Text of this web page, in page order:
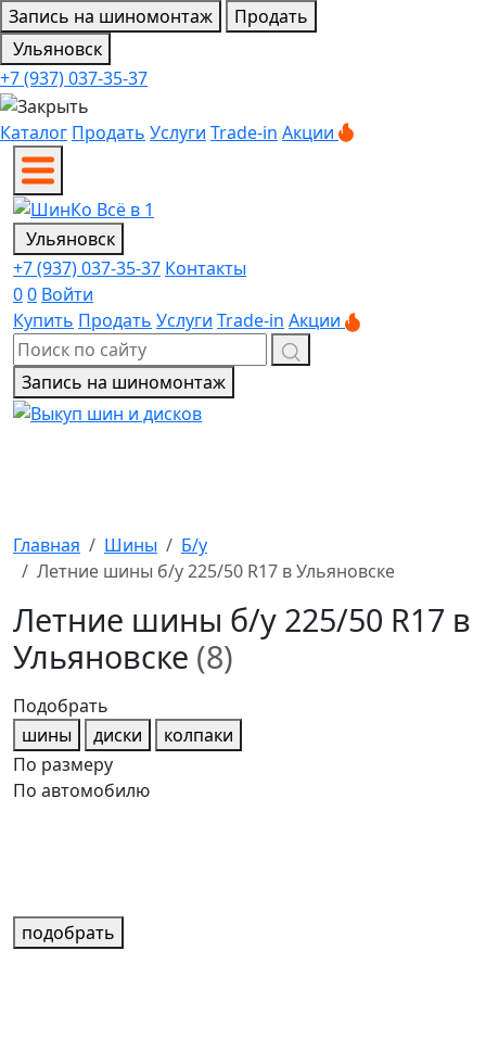
Запись на шиномонтаж
Продать
Ульяновск
+7 (937) 037-35-37
Каталог Продать Услуги Trade-in Акции
Ульяновск
+7 (937) 037-35-37 Контакты
00 Войти
Купить Продать Услуги Trade-in Акции
Запись на шиномонтаж
Главная Шины
Б/у
Летние шины б/у 225/50 R17 в Ульяновске
Летние шины б/у 225/50 R17 в
Ульяновске (8)
Подобрать
шины
диски
колпаки
По размеру
По автомобилю
подобрать